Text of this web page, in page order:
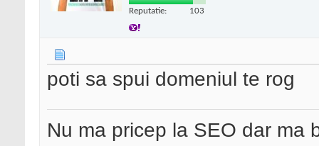
Reputatie: 103
poti sa spui domeniul te rog
Nu ma pricep la SEO dar ma